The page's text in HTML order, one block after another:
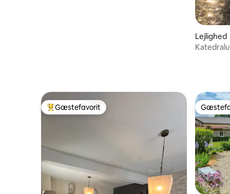
Lejlighed
Bedste gæstefavorit
Gæstefavorit